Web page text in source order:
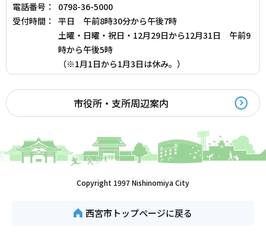
電話番号：
0798-36-5000
受付時間：
平日 午前8時30分から午後7時
土曜・日曜・祝日・12月29日から12月31日 午前9
時から午後5時
（※1月1日から1月3日は休み。）
市役所・支所周辺案内
Copyright 1997 Nishinomiya City
西宮市トップページに戻る